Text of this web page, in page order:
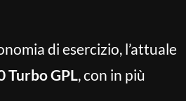
di esercizio, l’attuale
Turbo GPL, con in più